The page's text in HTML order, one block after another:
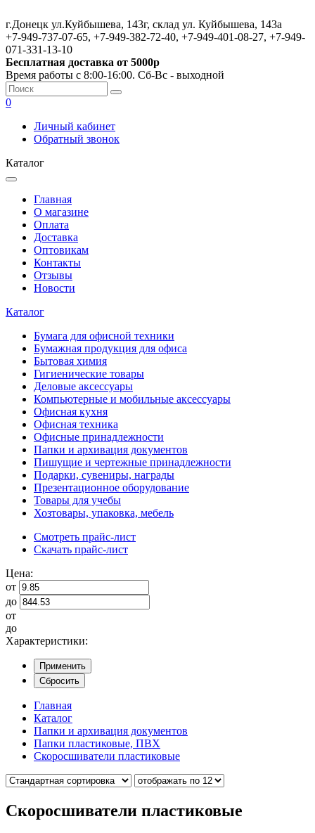
г.Донецк ул.Куйбышева, 143г, склад ул. Куйбышева, 143а
+7-949-737-07-65, +7-949-382-72-40, +7-949-401-08-27, +7-949-
071-331-13-10
Бесплатная доставка от 5000р
Время работы с 8:00-16:00. Сб-Вс - выходной
0
Личный кабинет
Обратный звонок
Каталог
Главная
О магазине
Оплата
Доставка
Оптовикам
Контакты
Отзывы
Новости
Каталог
Бумага для офисной техники
Бумажная продукция для офиса
Бытовая химия
Гигиенические товары
Деловые аксессуары
Компьютерные и мобильные аксессуары
Офисная кухня
Офисная техника
Офисные принадлежности
Папки и архивация документов
Пишущие и чертежные принадлежности
Подарки, сувениры, награды
Презентационное оборудование
Товары для учебы
Хозтовары, упаковка, мебель
Смотреть прайс-лист
Скачать прайс-лист
Цена:
от
до
от
до
Характеристики:
Применить
Сбросить
Главная
Каталог
Папки и архивация документов
Папки пластиковые, ПВХ
Скоросшиватели пластиковые
Скоросшиватели пластиковые